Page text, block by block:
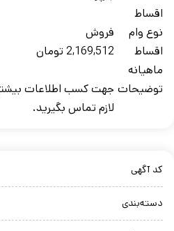
اقساط
نوع وام
فروش
اقساط
ماهيانه
2,169,512 تومان
توضيحات جهت کسب اطلاعات
لازم تماس بگيريد.
کد آگهی
دسته‌بندی